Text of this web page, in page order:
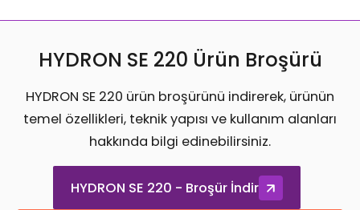
HYDRON SE 220 Ürün Broşürü
HYDRON SE 220 ürün broşürünü indirerek, ürünün
temel özellikleri, teknik yapısı ve kullanım alanları
hakkında bilgi edinebilirsiniz.
HYDRON SE 220 - Broşür İndir